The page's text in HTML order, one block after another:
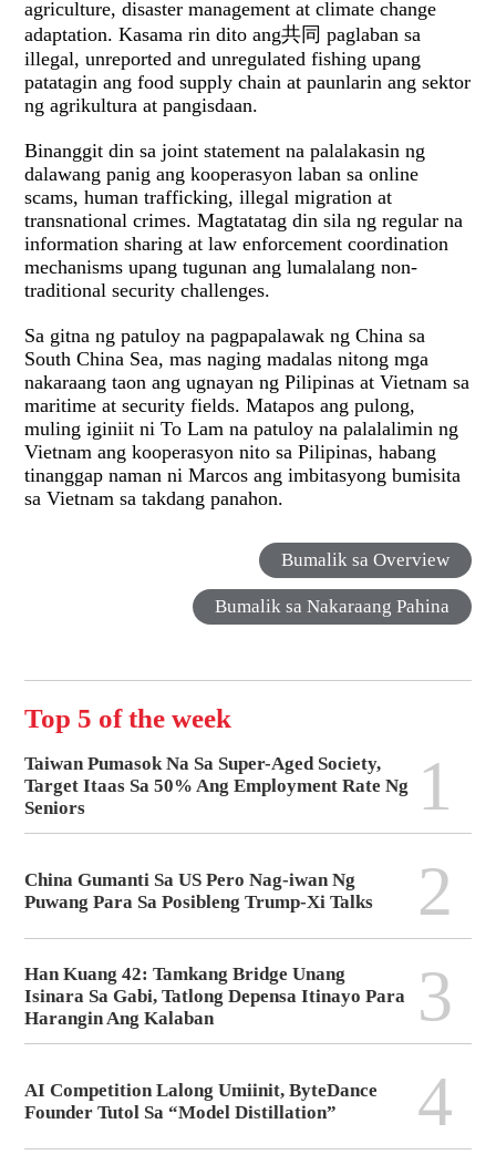
agriculture, disaster management at climate change
adaptation. Kasama rin dito ang共同 paglaban sa
illegal, unreported and unregulated fishing upang
patatagin ang food supply chain at paunlarin ang sektor
ng agrikultura at pangisdaan.
Binanggit din sa joint statement na palalakasin ng
dalawang panig ang kooperasyon laban sa online
scams, human trafficking, illegal migration at
transnational crimes. Magtatatag din sila ng regular na
information sharing at law enforcement coordination
mechanisms upang tugunan ang lumalalang non-
traditional security challenges.
Sa gitna ng patuloy na pagpapalawak ng China sa
South China Sea, mas naging madalas nitong mga
nakaraang taon ang ugnayan ng Pilipinas at Vietnam sa
maritime at security fields. Matapos ang pulong,
muling iginiit ni To Lam na patuloy na palalalimin ng
Vietnam ang kooperasyon nito sa Pilipinas, habang
tinanggap naman ni Marcos ang imbitasyong bumisita
sa Vietnam sa takdang panahon.
Bumalik sa Overview
Bumalik sa Nakaraang Pahina
Top 5 of the week
Taiwan Pumasok Na Sa Super-Aged Society,
Target Itaas Sa 50% Ang Employment Rate Ng
Seniors
1
China Gumanti Sa US Pero Nag-iwan Ng
Puwang Para Sa Posibleng Trump-Xi Talks
2
Han Kuang 42: Tamkang Bridge Unang
Isinara Sa Gabi, Tatlong Depensa Itinayo Para
Harangin Ang Kalaban
3
AI Competition Lalong Umiinit, ByteDance
Founder Tutol Sa “Model Distillation”
4